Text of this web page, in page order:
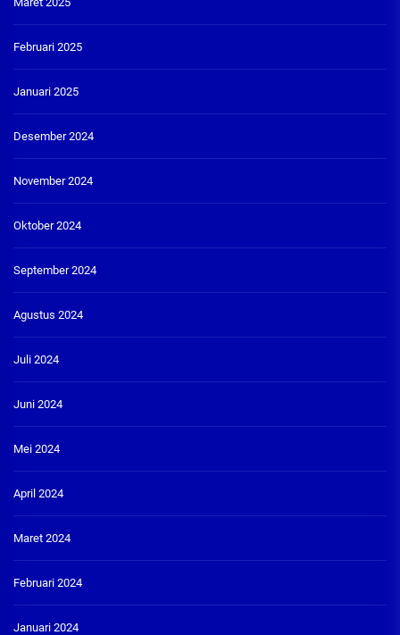
Februari 2025
Januari 2025
Desember 2024
November 2024
Oktober 2024
September 2024
Agustus 2024
Juli 2024
Juni 2024
Mei 2024
April 2024
Maret 2024
Februari 2024
Januari 2024